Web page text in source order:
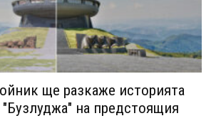
ще разкаже историята
на предстоящия